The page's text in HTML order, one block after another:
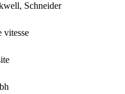
Schneider
vitesse